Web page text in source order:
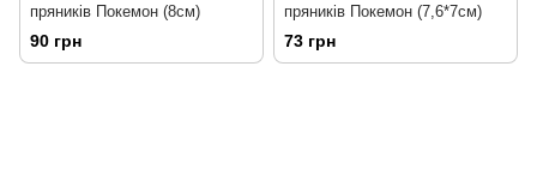
пряників Покемон (8см)
90 грн
пряників Покемон (7,6*7см)
73 грн